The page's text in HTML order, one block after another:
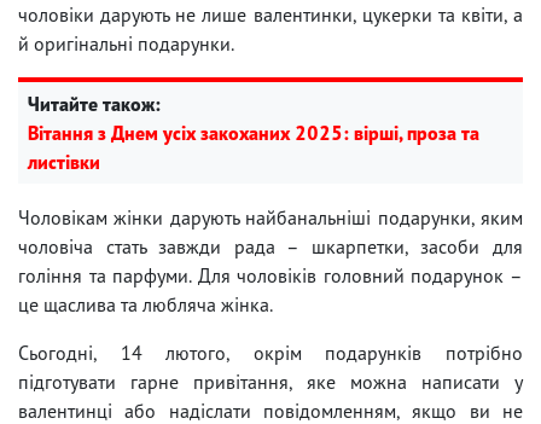
чоловіки дарують не лише валентинки, цукерки та квіти, а
й оригінальні подарунки.
Читайте також:
Вітання з Днем усіх закоханих 2025: вірші, проза та
листівки
Чоловікам жінки дарують найбанальніші подарунки, яким
чоловіча стать завжди рада – шкарпетки, засоби для
гоління та парфуми. Для чоловіків головний подарунок –
це щаслива та любляча жінка.
Сьогодні, 14 лютого, окрім подарунків потрібно
підготувати гарне привітання, яке можна написати у
валентинці або надіслати повідомленням, якщо ви не